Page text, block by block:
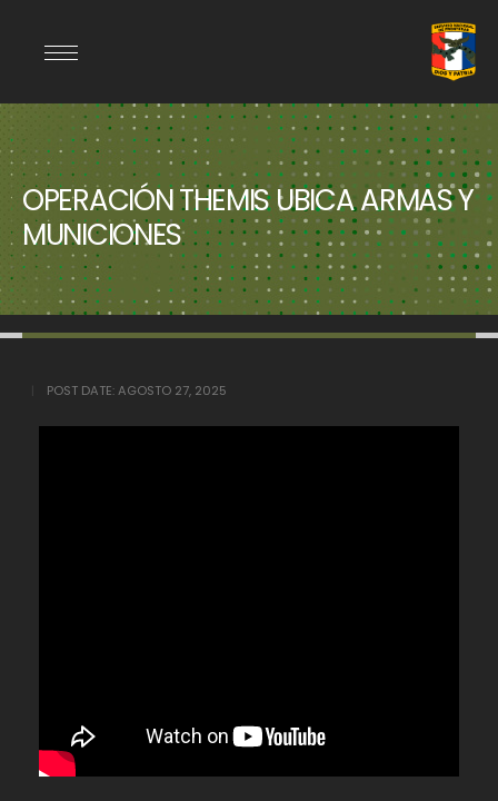
OPERACIÓN THEMIS UBICA ARMAS Y
MUNICIONES
POST DATE:AGOSTO 27, 2025